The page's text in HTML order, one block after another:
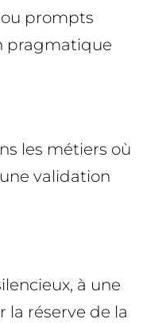
prompts
pragmatique
les métiers où
validation
à une
la réserve de la